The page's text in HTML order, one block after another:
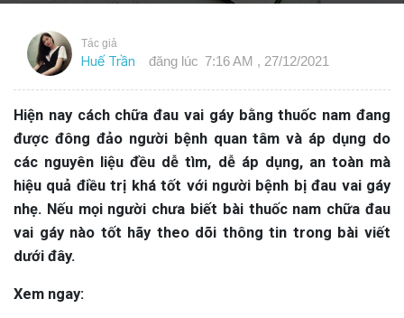
Tác giả
Huế Trần đăng lúc 7:16 AM , 27/12/2021
Hiện nay cách chữa đau vai gáy bằng thuốc nam đang
được đông đảo người bệnh quan tâm và áp dụng do
các nguyên liệu đều dễ tìm, dễ áp dụng, an toàn mà
hiệu quả điều trị khá tốt với người bệnh bị đau vai gáy
nhẹ. Nếu mọi người chưa biết bài thuốc nam chữa đau
vai gáy nào tốt hãy theo dõi thông tin trong bài viết
dưới đây.
Xem ngay: